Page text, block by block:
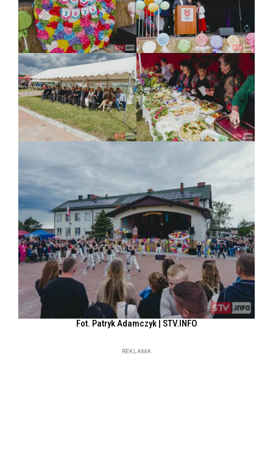
Fot. Patryk Adamczyk | STV.INFO
REKLAMA